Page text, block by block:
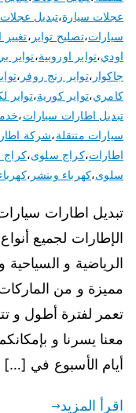
عجلات سيارة،تبديل
سيارات،تصليح تواير ،
اودي،تواير اوروبية،تواير
جاكوار ،تواير رنج روفر ،
كامري،تواير كورية،تواير
تبديل اطارات سيارات،
سيارات متنقلة،شركة
اطارات،كراج سلوى،كراج
سلوى،كهرباء وبنشر ،
تبديل اطارات
الإطارات لجميع
الرياضية و
مميزة و من الماركات
تعمر لفترة أطول و
معنا يسرنا و
أيام الأسبوع في […]
اقرأ المزيد